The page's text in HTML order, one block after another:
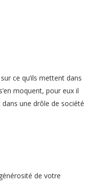
ce qu’ils mettent dans
moquent, pour eux il
dans une drôle de société
de votre